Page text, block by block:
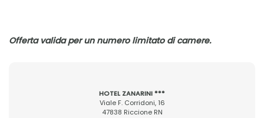
Offerta valida per un numero limitato di camere.
HOTEL ZANARINI ***
Viale F. Corridoni, 16
47838 Riccione RN